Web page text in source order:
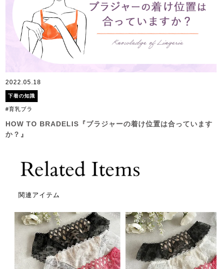
2022.05.18
下着の知識
#育乳ブラ
HOW TO BRADELIS『ブラジャーの着け位置は合っています
か？』
関連アイテム